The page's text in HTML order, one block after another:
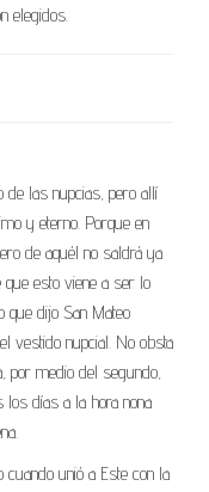
elegidos.
de las nupcias, pero allí
y eterno. Porque en
de aquél no saldrá ya
esto viene a ser lo
que dijo San Mateo
vestido nupcial. No obsta
por medio del segundo,
los días a la hora nona
unió a Este con la